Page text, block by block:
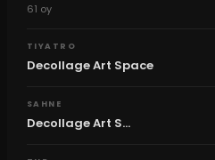
61 oy
TIYATRO
Decollage Art Space
SAHNE
Decollage Art S...